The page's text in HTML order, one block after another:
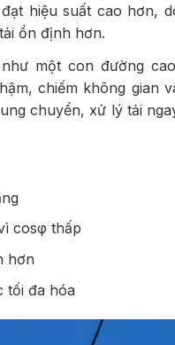
hiệu suất cao hơn,
ổn định hơn.
một con đường
chiếm không gian
chuyển, xử lý tải
cosφ thấp
hơn
tối đa hóa